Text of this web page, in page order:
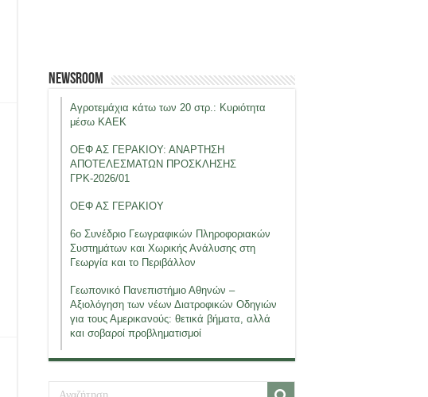
Newsroom
Αγροτεμάχια κάτω των 20 στρ.: Κυριότητα
μέσω ΚΑΕΚ
ΟΕΦ ΑΣ ΓΕΡΑΚΙΟΥ: ΑΝΑΡΤΗΣΗ
ΑΠΟΤΕΛΕΣΜΑΤΩΝ ΠΡΟΣΚΛΗΣΗΣ
ΓΡΚ-2026/01
ΟΕΦ ΑΣ ΓΕΡΑΚΙΟΥ
6ο Συνέδριο Γεωγραφικών Πληροφοριακών
Συστημάτων και Χωρικής Ανάλυσης στη
Γεωργία και το Περιβάλλον
Γεωπονικό Πανεπιστήμιο Αθηνών –
Αξιολόγηση των νέων Διατροφικών Οδηγιών
για τους Αμερικανούς: θετικά βήματα, αλλά
και σοβαροί προβληματισμοί